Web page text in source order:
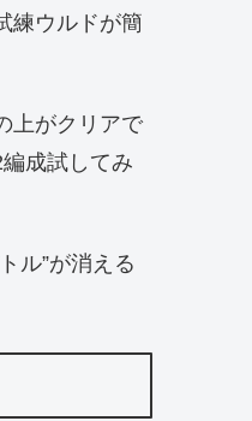
練ウルドが簡
上がクリアで
成試してみ
ル”が消える